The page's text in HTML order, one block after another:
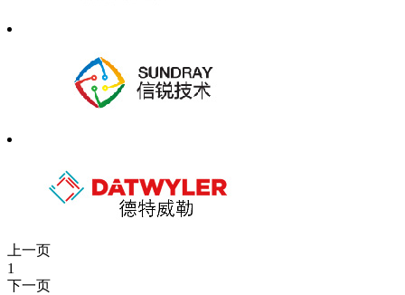
上一页
1
下一页